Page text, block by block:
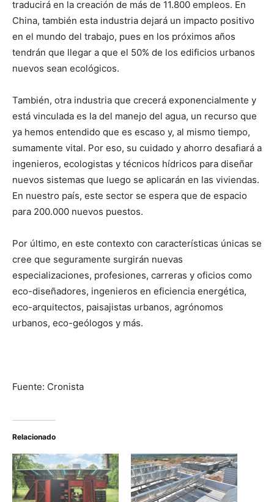
traducirá en la creación de más de 11.800 empleos. En
China, también esta industria dejará un impacto positivo
en el mundo del trabajo, pues en los próximos años
tendrán que llegar a que el 50% de los edificios urbanos
nuevos sean ecológicos.
También, otra industria que crecerá exponencialmente y
está vinculada es la del manejo del agua, un recurso que
ya hemos entendido que es escaso y, al mismo tiempo,
sumamente vital. Por eso, su cuidado y ahorro desafiará a
ingenieros, ecologistas y técnicos hídricos para diseñar
nuevos sistemas que luego se aplicarán en las viviendas.
En nuestro país, este sector se espera que de espacio
para 200.000 nuevos puestos.
Por último, en este contexto con características únicas se
cree que seguramente surgirán nuevas
especializaciones, profesiones, carreras y oficios como
eco-diseñadores, ingenieros en eficiencia energética,
eco-arquitectos, paisajistas urbanos, agrónomos
urbanos, eco-geólogos y más.
Fuente: Cronista
Relacionado